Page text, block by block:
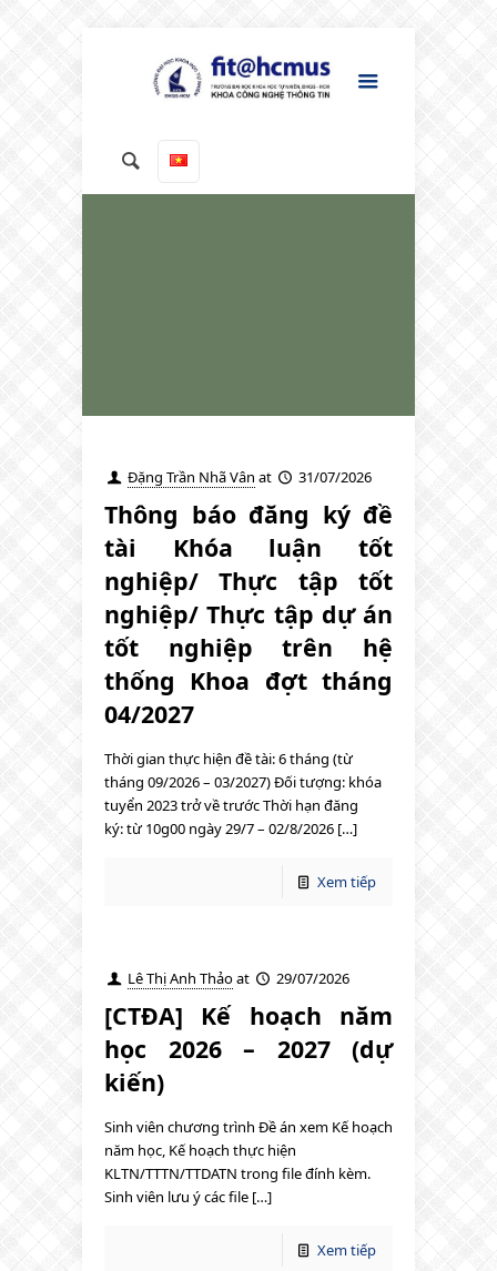
Đặng Trần Nhã Vân at 31/07/2026
Thông báo đăng ký đề
tài Khóa luận tốt
nghiệp/ Thực tập tốt
nghiệp/ Thực tập dự án
tốt nghiệp trên hệ
thống Khoa đợt tháng
04/2027
Thời gian thực hiện đề tài: 6 tháng (từ
tháng 09/2026 – 03/2027) Đối tượng: khóa
tuyển 2023 trở về trước Thời hạn đăng
ký: từ 10g00 ngày 29/7 – 02/8/2026 […]
Xem tiếp
Lê Thị Anh Thảoat 29/07/2026
[CTĐA] Kế hoạch năm
học 2026 – 2027 (dự
kiến)
Sinh viên chương trình Đề án xem Kế hoạch
năm học, Kế hoạch thực hiện
KLTN/TTTN/TTDATN trong file đính kèm.
Sinh viên lưu ý các file […]
Xem tiếp